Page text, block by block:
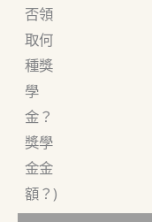
否領
取何
種獎
學
金？
獎學
金金
額？)